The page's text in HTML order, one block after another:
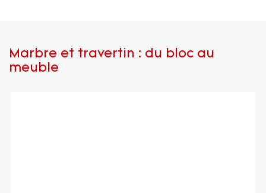
Marbre et travertin : du bloc au
meuble